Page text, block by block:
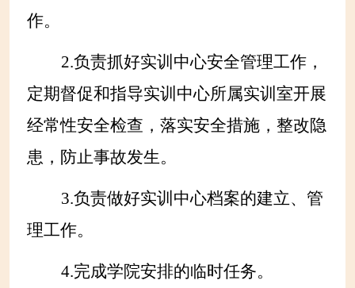
作。
2.负责抓好实训中心安全管理工作，
定期督促和指导实训中心所属实训室开展
经常性安全检查，落实安全措施，整改隐
患，防止事故发生。
3.负责做好实训中心档案的建立、管
理工作。
4.完成学院安排的临时任务。